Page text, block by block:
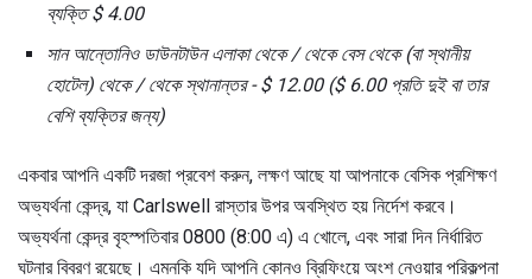
ব্যক্তি $ 4.00
সান আন্তোনিও ডাউনটাউন এলাকা থেকে / থেকে বেস থেকে (বা স্থানীয়
হোটেল) থেকে / থেকে স্থানান্তর - $ 12.00 ($ 6.00 প্রতি দুই বা তার
বেশি ব্যক্তির জন্য)
একবার আপনি একটি দরজা প্রবেশ করুন, লক্ষণ আছে যা আপনাকে বেসিক প্রশিক্ষণ
অভ্যর্থনা কেন্দ্র, যা Carlswell রাস্তার উপর অবস্থিত হয় নির্দেশ করবে।
অভ্যর্থনা কেন্দ্র বৃহস্পতিবার 0800 (8:00 এ) এ খোলে, এবং সারা দিন নির্ধারিত
ঘটনার বিবরণ রয়েছে। এমনকি যদি আপনি কোনও ব্রিফিংয়ে অংশ নেওয়ার পরিকল্পনা